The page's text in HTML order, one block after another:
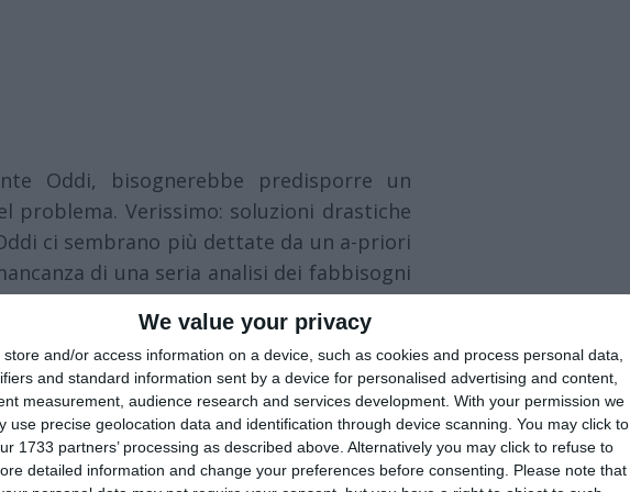
We value your privacy
store and/or access information on a device, such as cookies and process personal data,
and standard information sent by a device for personalised advertising and content,
measurement, audience research and services development. With your permission we
use precise geolocation data and identification through device scanning. You may click to
1733 partners’ processing as described above. Alternatively you may click to refuse to
detailed information and change your preferences before consenting.
Please note that
Oddi, bisognerebbe predisporre un
Verissimo: soluzioni drastiche
ci sembrano più dettate da un a-priori
di una seria analisi dei fabbisogni
da un approccio realistico e efficace al
dubbi) di un problema davvero
privato motorizzato debbono essere
ridurre l’inquinamento, con le differenti
bisogni di mobilità che questa esprime.